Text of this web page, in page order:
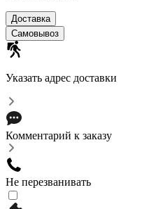
Доставка
Самовывоз
Указать адрес доставки
Комментарий к заказу
Не перезванивать